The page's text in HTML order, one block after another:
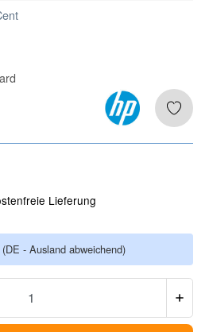
Lieferung
(DE - Ausland abweichend)